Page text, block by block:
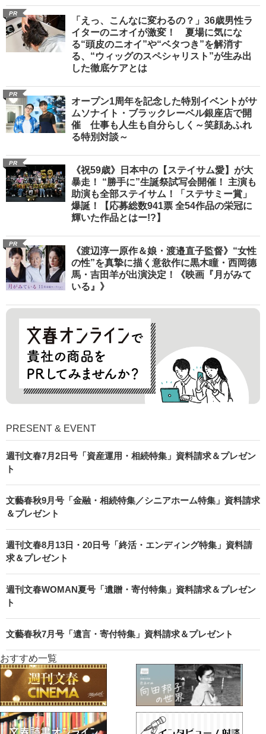
PR
「えっ、こんなに変わるの？」36歳男性ラ
イターのニオイが激変！ 夏場に気にな
る“頭皮のニオイ”や“ベタつき”を解消す
る、“ウィッグのスペシャリスト”が生み出
した徹底ケアとは
PR
オープン1周年を記念した特別イベントがサ
ムソナイト・ブラックレーベル銀座店で開
催 仕事も人生も自分らしく～笑顔あふれ
る特別対談～
PR
《祝59歳》日本中の【ステイサム愛】が大
暴走！ “勝手に”生誕祭試写会開催！ 主演も
助演も全部ステイサム！「ステサミー賞」
爆誕！【応募総数941票 全54作品の栄冠に
輝いた作品とはー!?】
PR
《渡辺淳一原作＆娘・渡邉直子監督》“女性
の性”を真摯に描く意欲作に黒木瞳・西岡德
馬・吉田羊が出演決定！《映画『月がみて
いる』》
PRESENT & EVENT
週刊文春7月2日号「資産運用・相続特集」資料請求＆プレゼン
ト
文藝春秋9月号「金融・相続特集／シニアホーム特集」資料請求
＆プレゼント
週刊文春8月13日・20日号「終活・エンディング特集」資料請
求＆プレゼント
週刊文春WOMAN夏号「遺贈・寄付特集」資料請求＆プレゼン
ト
文藝春秋7月号「遺言・寄付特集」資料請求＆プレゼント
おすすめ一覧